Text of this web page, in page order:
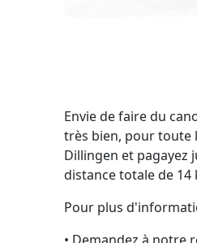
Envie de faire du
très bien, pour toute
Dillingen et pagayez
distance totale de 14
Pour plus